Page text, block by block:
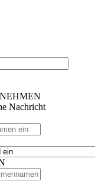
Nachricht